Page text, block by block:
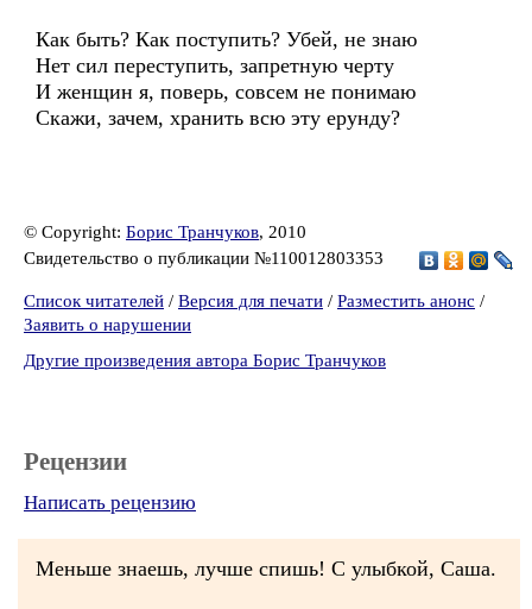
Как быть? Как поступить? Убей, не знаю
Нет сил переступить, запретную черту
И женщин я, поверь, совсем не понимаю
Скажи, зачем, хранить всю эту ерунду?
© Copyright: Борис Транчуков, 2010
Свидетельство о публикации №110012803353
Список читателей / Версия для печати / Разместить анонс /
Заявить о нарушении
Другие произведения автора Борис Транчуков
Рецензии
Написать рецензию
Меньше знаешь, лучше спишь! С улыбкой, Саша.